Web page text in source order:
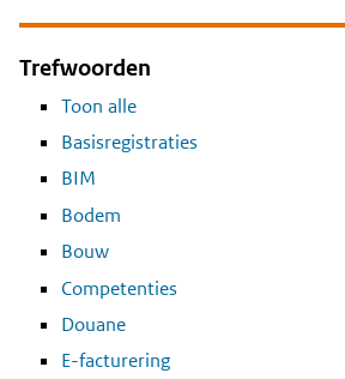
Trefwoorden
Toon alle
Basisregistraties
BIM
Bodem
Bouw
Competenties
Douane
E-facturering